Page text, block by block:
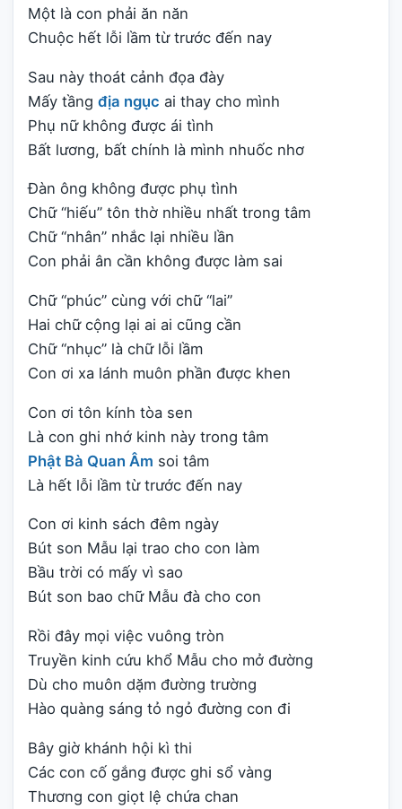
Một là con phải ăn năn
Chuộc hết lỗi lầm từ trước đến nay
Sau này thoát cảnh đọa đày
Mấy tầng địa ngục ai thay cho mình
Phụ nữ không được ái tình
Bất lương, bất chính là mình nhuốc nhơ
Đàn ông không được phụ tình
Chữ “hiếu” tôn thờ nhiều nhất trong tâm
Chữ “nhân” nhắc lại nhiều lần
Con phải ân cần không được làm sai
Chữ “phúc” cùng với chữ “lai”
Hai chữ cộng lại ai ai cũng cần
Chữ “nhục” là chữ lỗi lầm
Con ơi xa lánh muôn phần được khen
Con ơi tôn kính tòa sen
Là con ghi nhớ kinh này trong tâm
Phật Bà Quan Âm soi tâm
Là hết lỗi lầm từ trước đến nay
Con ơi kinh sách đêm ngày
Bút son Mẫu lại trao cho con làm
Bầu trời có mấy vì sao
Bút son bao chữ Mẫu đà cho con
Rồi đây mọi việc vuông tròn
Truyền kinh cứu khổ Mẫu cho mở đường
Dù cho muôn dặm đường trường
Hào quàng sáng tỏ ngỏ đường con đi
Bây giờ khánh hội kì thi
Các con cố gắng được ghi sổ vàng
Thương con giọt lệ chứa chan